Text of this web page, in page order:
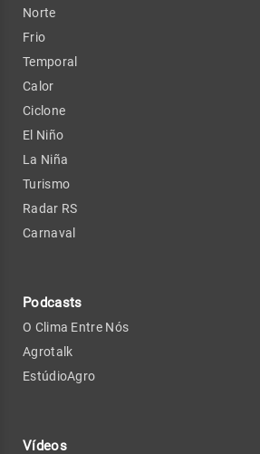
Norte
Frio
Temporal
Calor
Ciclone
El Niño
La Niña
Turismo
Radar RS
Carnaval
Podcasts
O Clima Entre Nós
Agrotalk
EstúdioAgro
Vídeos